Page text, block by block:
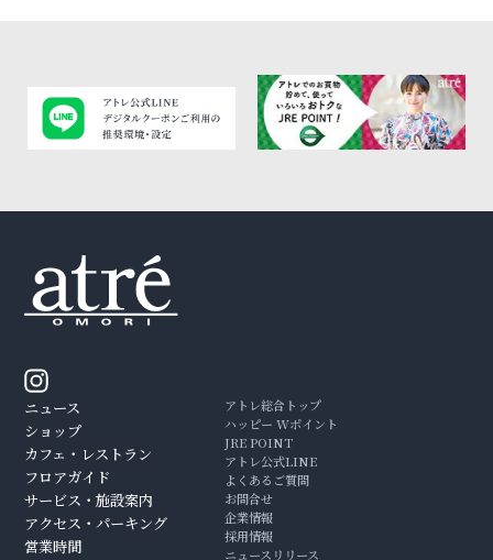
ニュース
ショップ
カフェ・レストラン
フロアガイド
サービス・施設案内
アクセス・パーキング
営業時間
アトレ総合トップ
ハッピー Wポイント
JRE POINT
アトレ公式LINE
よくあるご質問
お問合せ
企業情報
採用情報
ニュースリリース